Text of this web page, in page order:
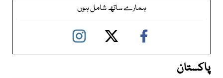
ہمارے ساتھ شامل ہوں
پاکستان